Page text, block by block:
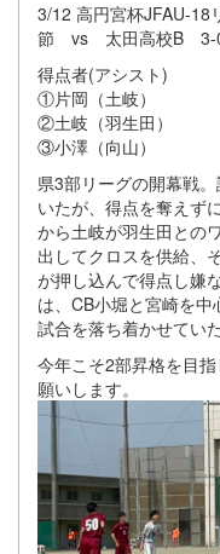
3/12 高円宮杯JFAU-
節 vs 太田高校B 3-
得点者(アシスト)
①片岡（土岐）
②土岐（羽生田）
③小澤（向山）
県3部リーグの開幕戦
いたが、得点を奪えず
から土岐が羽生田との
出してクロスを供給、
が押し込んで得点し嫌
は、CB小堀と宮崎を中
試合を落ち着かせていた
今年こそ2部昇格を目
願いします。